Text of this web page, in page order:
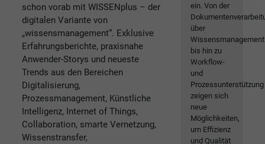
schon vorab mit WISSENplus – der
digitalen Variante von
„wissensmanagement“. Exklusive
Erfahrungsberichte, praxisnahe
Anwender-Storys und neueste
Trends aus den Bereichen
Digitalisierung,
Prozessmanagement, Künstliche
Intelligenz, Internet of Things,
Collaboration, smarte Vernetzung,
Wissenstransfer,
ein. Von der
über
Wissensmanagement
bis hin zu
Workflow-
und
Prozessunterstützung
zeigen sich
neue
Möglichkeiten,
um Effizienz
und Qualität